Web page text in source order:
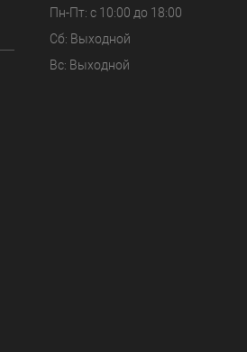
Пн-Пт: с 10:00 до 18:00
Сб: Выходной
Вс: Выходной